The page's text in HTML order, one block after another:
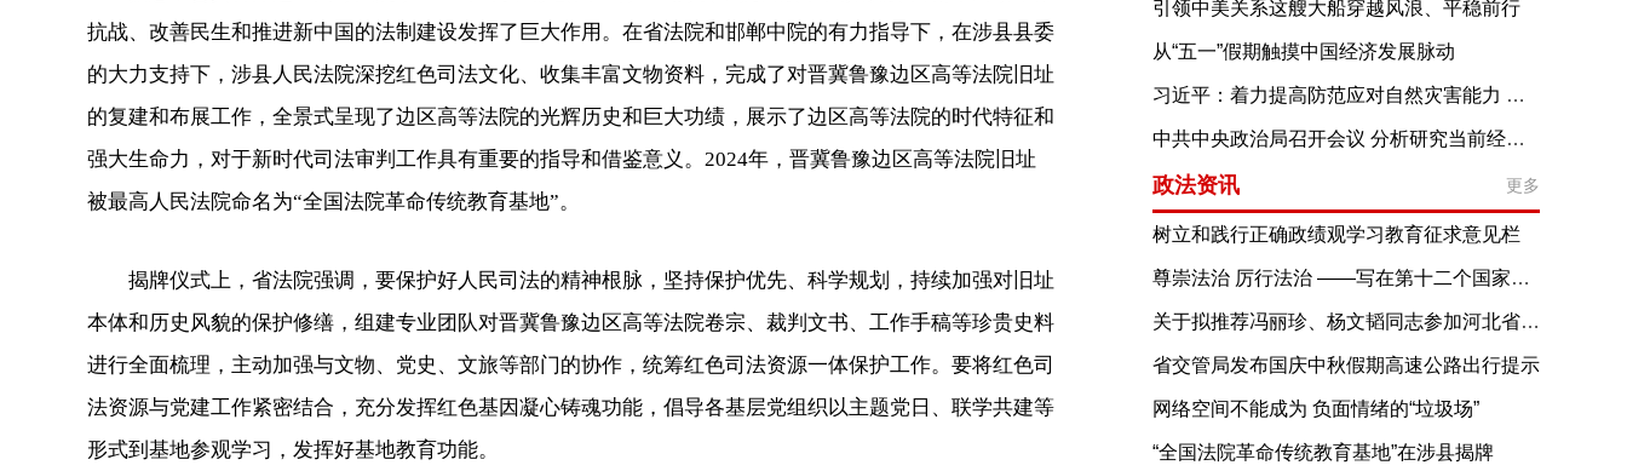
抗战、改善民生和推进新中国的法制建设发挥了巨大作用。在省法院和邯郸中院的有力指导下，在涉县县委
的大力支持下，涉县人民法院深挖红色司法文化、收集丰富文物资料，完成了对晋冀鲁豫边区高等法院旧址
的复建和布展工作，全景式呈现了边区高等法院的光辉历史和巨大功绩，展示了边区高等法院的时代特征和
强大生命力，对于新时代司法审判工作具有重要的指导和借鉴意义。2024年，晋冀鲁豫边区高等法院旧址
被最高人民法院命名为“全国法院革命传统教育基地”。
揭牌仪式上，省法院强调，要保护好人民司法的精神根脉，坚持保护优先、科学规划，持续加强对旧址
本体和历史风貌的保护修缮，组建专业团队对晋冀鲁豫边区高等法院卷宗、裁判文书、工作手稿等珍贵史料
进行全面梳理，主动加强与文物、党史、文旅等部门的协作，统筹红色司法资源一体保护工作。要将红色司
法资源与党建工作紧密结合，充分发挥红色基因凝心铸魂功能，倡导各基层党组织以主题党日、联学共建等
形式到基地参观学习，发挥好基地教育功能。
引领中美关系这艘大船穿越风浪、平稳前行
从“五一”假期触摸中国经济发展脉动
习近平：着力提高防范应对自然灾害能力 切实维护人民群众生命财产安全
中共中央政治局召开会议 分析研究当前经济形势和经济工作 中共中央总书记习近平主持会议
政法资讯 更多
树立和践行正确政绩观学习教育征求意见栏
尊崇法治 厉行法治 ——写在第十二个国家宪法日
关于拟推荐冯丽珍、杨文韬同志参加河北省第十五届见义勇为英雄评选表彰活动的公示
省交管局发布国庆中秋假期高速公路出行提示
网络空间不能成为 负面情绪的“垃圾场”
“全国法院革命传统教育基地”在涉县揭牌